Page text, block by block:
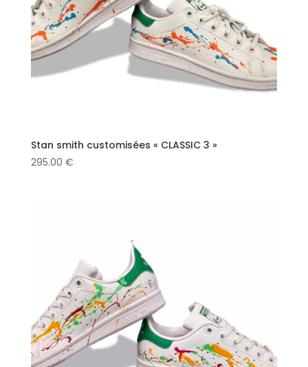
Stan smith customisées « CLASSIC 3 »
295.00 €